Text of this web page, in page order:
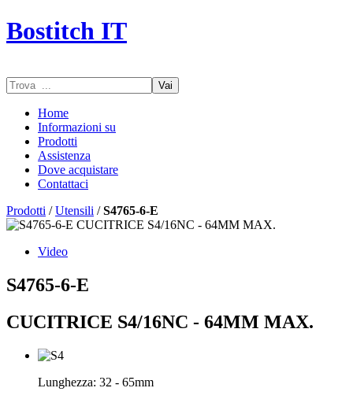
Bostitch IT
Vai
Home
Informazioni su
Prodotti
Assistenza
Dove acquistare
Contattaci
Prodotti /Utensili /S4765-6-E
Video
S4765-6-E
CUCITRICE S4/16NC - 64MM MAX.
Lunghezza: 32 - 65mm